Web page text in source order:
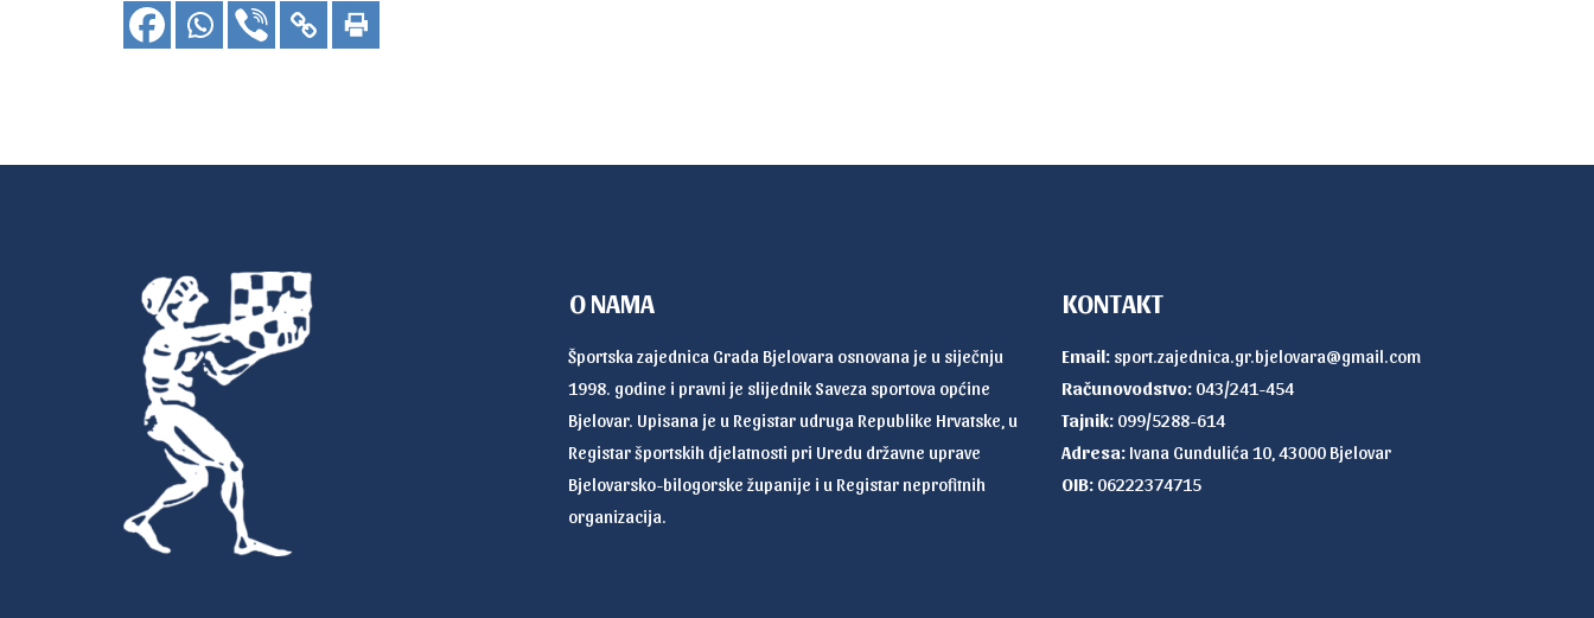
O NAMA
Športska zajednica Grada Bjelovara osnovana je u siječnju
1998. godine i pravni je slijednik Saveza sportova općine
Bjelovar. Upisana je u Registar udruga Republike Hrvatske, u
Registar športskih djelatnosti pri Uredu državne uprave
Bjelovarsko-bilogorske županije i u Registar neprofitnih
organizacija.
KONTAKT
Email: sport.zajednica.gr.bjelovara@gmail.com
Računovodstvo: 043/241-454
Tajnik: 099/5288-614
Adresa:Ivana Gundulića 10, 43000 Bjelovar
OIB:06222374715